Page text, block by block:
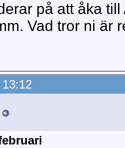
på att åka
Vad tror ni är